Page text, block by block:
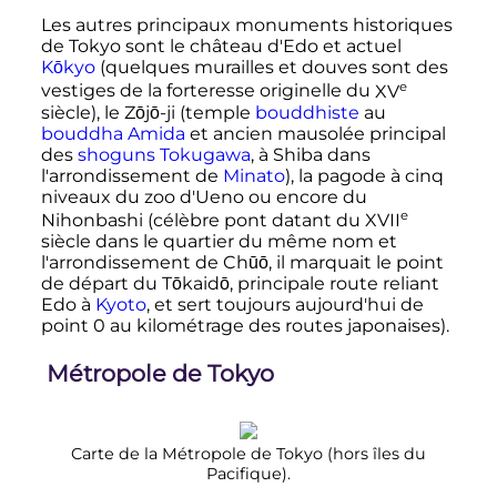
Les autres principaux monuments historiques
de Tokyo sont le château d'Edo et actuel
Kōkyo(quelques murailles et douves sont des
vestiges de la forteresse originelle du XVe
siècle), le Zōjō-ji (temple bouddhiste au
bouddha Amida et ancien mausolée principal
des shoguns Tokugawa, à Shiba dans
l'arrondissement de Minato), la pagode à cinq
niveaux du zoo d'Ueno ou encore du
Nihonbashi (célèbre pont datant du XVIIe
siècle dans le quartier du même nom et
l'arrondissement de Chūō, il marquait le point
de départ du Tōkaidō, principale route reliant
Edo à Kyoto, et sert toujours aujourd'hui de
point 0 au kilométrage des routes japonaises).
Métropole de Tokyo
Carte de la Métropole de Tokyo (hors îles du
Pacifique).